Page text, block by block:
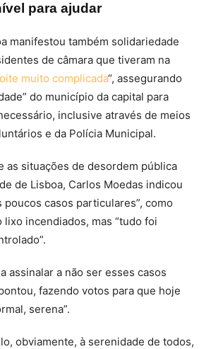
para ajudar
manifestou também solidariedade
de câmara que tiveram na
muito complicada“, assegurando
do município da capital para
inclusive através de meios
e da Polícia Municipal.
as situações de desordem pública
de Lisboa, Carlos Moedas indicou
poucos casos particulares”, como
incendiados, mas “tudo foi
assinalar a não ser esses casos
fazendo votos para que hoje
serena”.
obviamente, à serenidade de todos,